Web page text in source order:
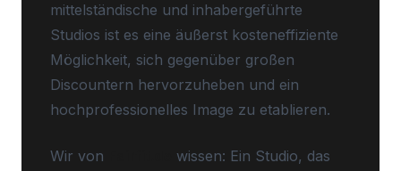
mittelständische und inhabergeführte
Studios ist es eine äußerst kosteneffiziente
Möglichkeit, sich gegenüber großen
Discountern hervorzuheben und ein
hochprofessionelles Image zu etablieren.
Wir von
wissen: Ein Studio, das